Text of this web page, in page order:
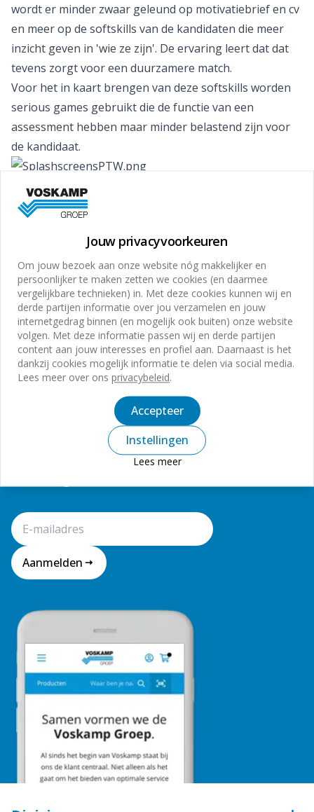
wordt er minder zwaar geleund op motivatiebrief en cv
en meer op de softskills van de kandidaten die meer
inzicht geven in 'wie ze zijn'. De ervaring leert dat dat
tevens zorgt voor een duurzamere match.
Voor het in kaart brengen van deze softskills worden
serious games gebruikt die de functie van een
assessment hebben maar minder belastend zijn voor
de kandidaat.
In de afgelopen jaren heeft deze innovatieve en
duurzame manier van werving en selectie diverse
Top100 innovatieprijs en de Blue Tulip Award.
Voor meer informatie verwijzen wij je
naarhttps://playtowork.nlof download de app in de
App Store of Google Play.
Aanmelden Voskamp
nieuwsbrief
Meld je nu aan voor onze online nieuwsbrief en blijf op
de hoogte van de laatste ontwikkelingen en speciale
Aanmelden
Jouw privacyvoorkeuren
Om jouw bezoek aan onze website nóg makkelijker en
persoonlijker te maken zetten we cookies (en daarmee
vergelijkbare technieken) in. Met deze cookies kunnen wij en
derde partijen informatie over jou verzamelen en jouw
internetgedrag binnen (en mogelijk ook buiten) onze website
volgen. Met deze informatie passen wij en derde partijen
content aan jouw interesses en profiel aan. Daarnaast is het
dankzij cookies mogelijk informatie te delen via social media.
Lees meer over ons privacybeleid.
Accepteer
Instellingen
Lees meer